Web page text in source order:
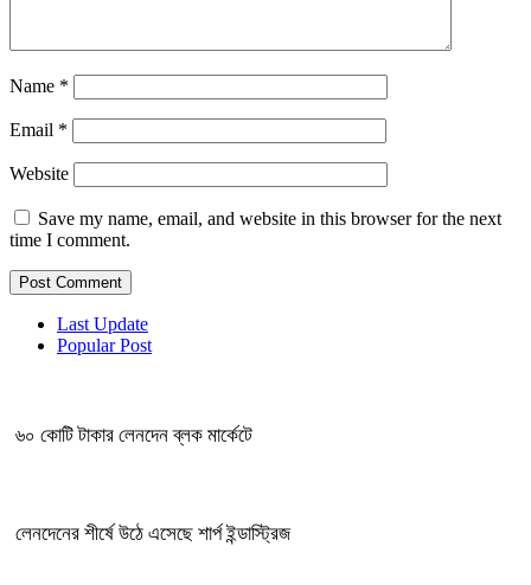
Name *
Email *
Website
Save my name, email, and website in this browser for the next
time I comment.
Last Update
Popular Post
৬০ কোটি টাকার লেনদেন ব্লক মার্কেটে
লেনদেনের শীর্ষে উঠে এসেছে শার্প ইন্ডাস্ট্রিজ